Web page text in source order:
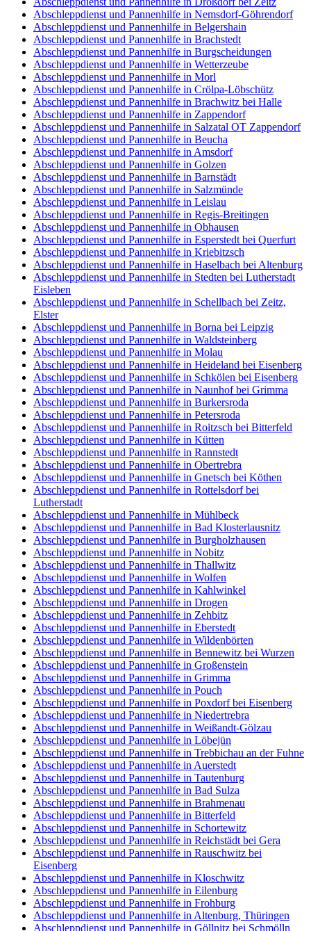
Abschleppdienst und Pannenhilfe in Nemsdorf-Göhrendorf
Abschleppdienst und Pannenhilfe in Belgershain
Abschleppdienst und Pannenhilfe in Brachstedt
Abschleppdienst und Pannenhilfe in Burgscheidungen
Abschleppdienst und Pannenhilfe in Wetterzeube
Abschleppdienst und Pannenhilfe in Morl
Abschleppdienst und Pannenhilfe in Crölpa-Löbschütz
Abschleppdienst und Pannenhilfe in Brachwitz bei Halle
Abschleppdienst und Pannenhilfe in Zappendorf
Abschleppdienst und Pannenhilfe in Salzatal OT Zappendorf
Abschleppdienst und Pannenhilfe in Beucha
Abschleppdienst und Pannenhilfe in Amsdorf
Abschleppdienst und Pannenhilfe in Golzen
Abschleppdienst und Pannenhilfe in Barnstädt
Abschleppdienst und Pannenhilfe in Salzmünde
Abschleppdienst und Pannenhilfe in Leislau
Abschleppdienst und Pannenhilfe in Regis-Breitingen
Abschleppdienst und Pannenhilfe in Obhausen
Abschleppdienst und Pannenhilfe in Esperstedt bei Querfurt
Abschleppdienst und Pannenhilfe in Kriebitzsch
Abschleppdienst und Pannenhilfe in Haselbach bei Altenburg
Abschleppdienst und Pannenhilfe in Stedten bei Lutherstadt
Eisleben
Abschleppdienst und Pannenhilfe in Schellbach bei Zeitz,
Elster
Abschleppdienst und Pannenhilfe in Borna bei Leipzig
Abschleppdienst und Pannenhilfe in Waldsteinberg
Abschleppdienst und Pannenhilfe in Molau
Abschleppdienst und Pannenhilfe in Heideland bei Eisenberg
Abschleppdienst und Pannenhilfe in Schkölen bei Eisenberg
Abschleppdienst und Pannenhilfe in Naunhof bei Grimma
Abschleppdienst und Pannenhilfe in Burkersroda
Abschleppdienst und Pannenhilfe in Petersroda
Abschleppdienst und Pannenhilfe in Roitzsch bei Bitterfeld
Abschleppdienst und Pannenhilfe in Kütten
Abschleppdienst und Pannenhilfe in Rannstedt
Abschleppdienst und Pannenhilfe in Obertrebra
Abschleppdienst und Pannenhilfe in Gnetsch bei Köthen
Abschleppdienst und Pannenhilfe in Rottelsdorf bei
Lutherstadt
Abschleppdienst und Pannenhilfe in Mühlbeck
Abschleppdienst und Pannenhilfe in Bad Klosterlausnitz
Abschleppdienst und Pannenhilfe in Burgholzhausen
Abschleppdienst und Pannenhilfe in Nobitz
Abschleppdienst und Pannenhilfe in Thallwitz
Abschleppdienst und Pannenhilfe in Wolfen
Abschleppdienst und Pannenhilfe in Kahlwinkel
Abschleppdienst und Pannenhilfe in Drogen
Abschleppdienst und Pannenhilfe in Zehbitz
Abschleppdienst und Pannenhilfe in Eberstedt
Abschleppdienst und Pannenhilfe in Wildenbörten
Abschleppdienst und Pannenhilfe in Bennewitz bei Wurzen
Abschleppdienst und Pannenhilfe in Großenstein
Abschleppdienst und Pannenhilfe in Grimma
Abschleppdienst und Pannenhilfe in Pouch
Abschleppdienst und Pannenhilfe in Poxdorf bei Eisenberg
Abschleppdienst und Pannenhilfe in Niedertrebra
Abschleppdienst und Pannenhilfe in Weißandt-Gölzau
Abschleppdienst und Pannenhilfe in Löbejün
Abschleppdienst und Pannenhilfe in Trebbichau an der Fuhne
Abschleppdienst und Pannenhilfe in Auerstedt
Abschleppdienst und Pannenhilfe in Tautenburg
Abschleppdienst und Pannenhilfe in Bad Sulza
Abschleppdienst und Pannenhilfe in Brahmenau
Abschleppdienst und Pannenhilfe in Bitterfeld
Abschleppdienst und Pannenhilfe in Schortewitz
Abschleppdienst und Pannenhilfe in Reichstädt bei Gera
Abschleppdienst und Pannenhilfe in Rauschwitz bei
Eisenberg
Abschleppdienst und Pannenhilfe in Kloschwitz
Abschleppdienst und Pannenhilfe in Eilenburg
Abschleppdienst und Pannenhilfe in Frohburg
Abschleppdienst und Pannenhilfe in Altenburg, Thüringen
Abschleppdienst und Pannenhilfe in Göllnitz bei Schmölln